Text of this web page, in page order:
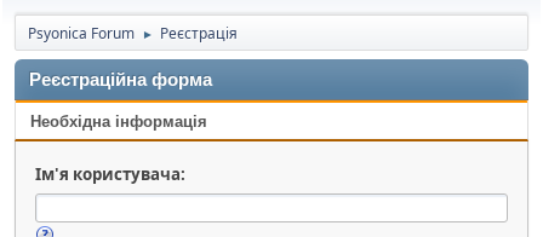
Psyonica Forum ► Реєстрація
Реєстраційна форма
Необхідна інформація
Ім'я користувача: